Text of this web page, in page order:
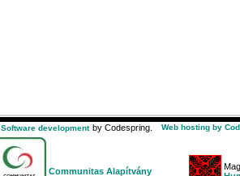
Software development by Codespring. Web hosting by
Communitas Alapítvány